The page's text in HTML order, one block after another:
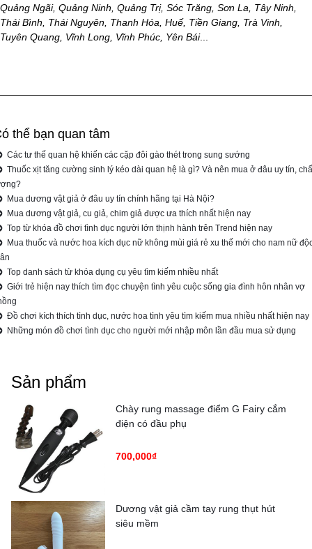
Quảng Ngãi, Quảng Ninh, Quảng Trị, Sóc Trăng, Sơn La, Tây Ninh,
Thái Bình, Thái Nguyên, Thanh Hóa, Huế, Tiền Giang, Trà Vinh,
Tuyên Quang, Vĩnh Long, Vĩnh Phúc, Yên Bái...
thể bạn quan tâm
Các tư thế quan hệ khiến các cặp đôi gào thét trong sung sướng
Thuốc xịt tăng cường sinh lý kéo dài quan hệ là gì? Và nên mua ở đâu uy tín,
Mua dương vật giả ở đâu uy tín chính hãng tại Hà Nội?
Mua dương vật giả, cu giả, chim giả được ưa thích nhất hiện nay
Top từ khóa đồ chơi tình dục người lớn thịnh hành trên Trend hiện nay
Mua thuốc và nước hoa kích dục nữ không mùi giá rẻ xu thế mới cho nam nữ
Top danh sách từ khóa dụng cụ yêu tìm kiếm nhiều nhất
Giới trẻ hiện nay thích tìm đọc chuyện tình yêu cuộc sống gia đình hôn nhân vợ
Đồ chơi kích thích tình dục, nước hoa tình yêu tìm kiếm mua nhiều nhất hiện nay
Những món đồ chơi tình dục cho người mới nhập môn lần đầu mua sử dụng
Sản phẩm
Chày rung massage điểm G Fairy cắm
điện có đầu phụ
700,000₫
Dương vật giả cầm tay rung thụt hút
siêu mềm